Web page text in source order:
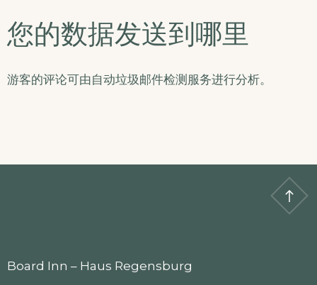
您的数据发送到哪里
游客的评论可由自动垃圾邮件检测服务进行分析。
Board Inn – Haus Regensburg